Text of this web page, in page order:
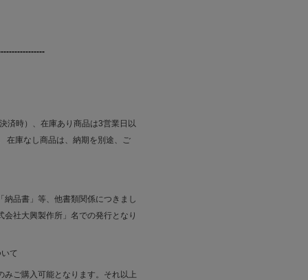
済時）、在庫あり商品は3営業日以
在庫なし商品は、納期を別途、ご
納品書」等、他書類関係につきまし
会社大興製作所」名での発行となり
て
みご購入可能となります。それ以上